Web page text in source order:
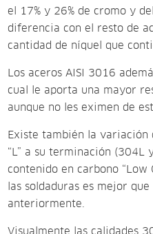
el 17% y 26% de cromo y
diferencia con el resto de
cantidad de níquel que
Los aceros AISI 3016
cual le aporta una mayor
aunque no les eximen de
Existe también la variación
“L” a su terminación (304L
contenido en carbono “Low
las soldaduras es mejor
anteriormente.
Visualmente las calidades